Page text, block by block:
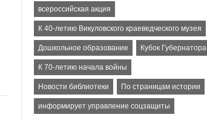
всероссийская акция
К 40-летию Викуловского краеведческого музея
Дошкольное образование Кубок Губернатора
К 70-летию начала войны
Новости библиотеки По страницам истории
информирует управление соцзащиты